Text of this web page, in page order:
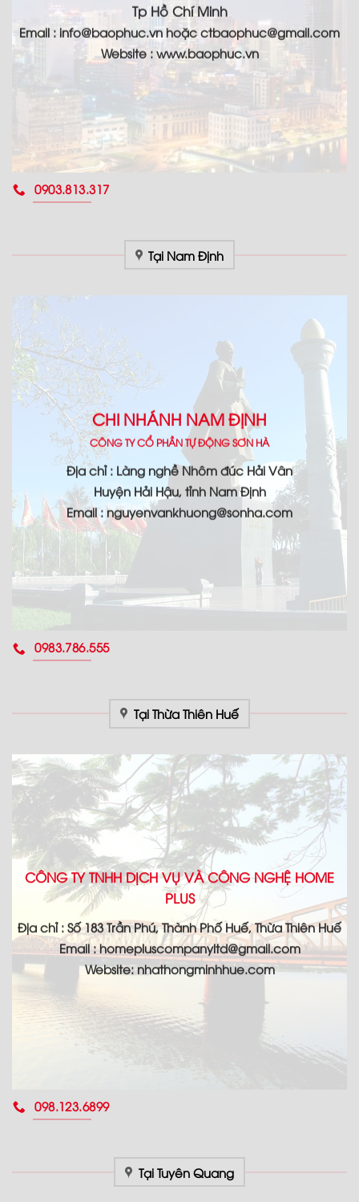
Tp Hồ Chí Minh
Email : info@baophuc.vn hoặc ctbaophuc@gmail.com
Website : www.baophuc.vn
0903.813.317
Tại Nam Định
CHI NHÁNH NAM ĐỊNH
CÔNG TY CỔ PHẦN TỰ ĐỘNG SƠN HÀ
Địa chỉ : Làng nghề Nhôm đúc Hải Vân
Huyện Hải Hậu, tỉnh Nam Định
Email : nguyenvankhuong@sonha.com
0983.786.555
Tại Thừa Thiên Huế
CÔNG TY TNHH DỊCH VỤ VÀ CÔNG NGHỆ HOME
PLUS
Địa chỉ : Số 183 Trần Phú, Thành Phố Huế, Thừa Thiên Huế
Email : homepluscompanyltd@gmail.com
Website: nhathongminhhue.com
098.123.6899
Tại Tuyên Quang